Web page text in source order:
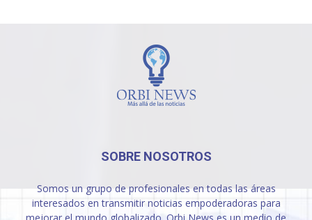
SOBRE NOSOTROS
Somos un grupo de profesionales en todas las áreas
interesados en transmitir noticias empoderadoras para